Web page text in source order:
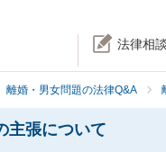
法律相
離婚・男女問題の法律Q&A
主張について